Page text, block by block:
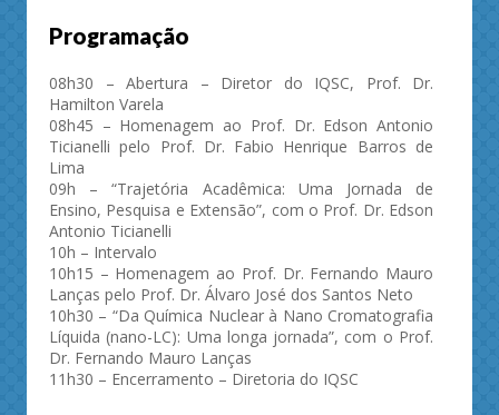
Programação
08h30 – Abertura – Diretor do IQSC, Prof. Dr.
Hamilton Varela
08h45 – Homenagem ao Prof. Dr. Edson Antonio
Ticianelli pelo Prof. Dr. Fabio Henrique Barros de
Lima
09h – “Trajetória Acadêmica: Uma Jornada de
Ensino, Pesquisa e Extensão”, com o Prof. Dr. Edson
Antonio Ticianelli
10h – Intervalo
10h15 – Homenagem ao Prof. Dr. Fernando Mauro
Lanças pelo Prof. Dr. Álvaro José dos Santos Neto
10h30 – “Da Química Nuclear à Nano Cromatografia
Líquida (nano-LC): Uma longa jornada”, com o Prof.
Dr. Fernando Mauro Lanças
11h30 – Encerramento – Diretoria do IQSC